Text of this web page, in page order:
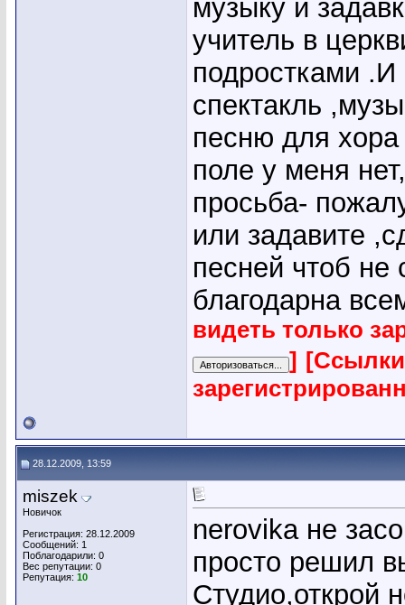
музыку и
учитель в
подростками
спектакль
песню для хора
поле у меня
просьба-
или задавите
песней чтоб
благодарна
видеть только
]
28.12.2009, 13:59
miszek
Новичок
Регистрация: 28.12.2009
Сообщений: 1
Поблагодарили: 0
Вес репутации: 0
Репутация: 10
nerovika не
просто решил
Студио,открой